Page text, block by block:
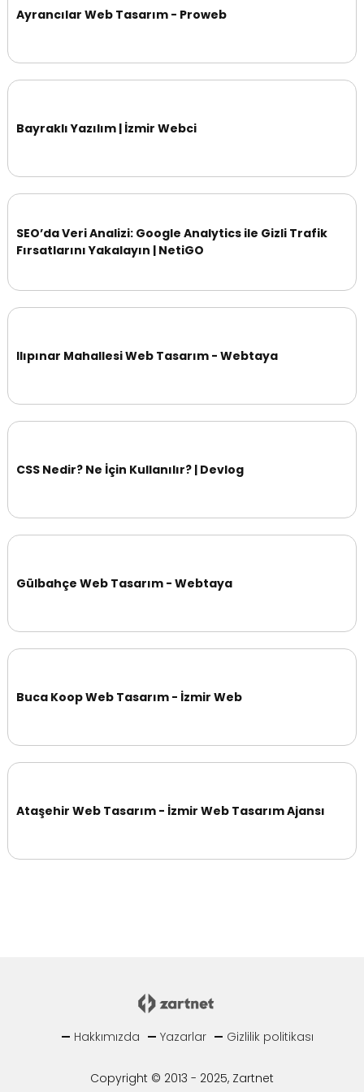
Ayrancılar Web Tasarım - Proweb
Bayraklı Yazılım | İzmir Webci
SEO’da Veri Analizi: Google Analytics ile Gizli Trafik
Fırsatlarını Yakalayın | NetiGO
Ilıpınar Mahallesi Web Tasarım - Webtaya
CSS Nedir? Ne İçin Kullanılır? | Devlog
Gülbahçe Web Tasarım - Webtaya
Buca Koop Web Tasarım - İzmir Web
Ataşehir Web Tasarım - İzmir Web Tasarım Ajansı
Hakkımızda Yazarlar Gizlilik politikası
Copyright © 2013 - 2025, Zartnet